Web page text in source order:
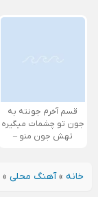
قسم آخرم جونته به
جون تو چشمات میگیره
تهش جون منو –
خانه»آهنگ محلی»